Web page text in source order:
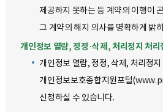
제공하지 못하는 등 계약의 이행이
그 계약의 해지 의사를 명확하게 밝
개인정보 열람, 정정·삭제, 처리정지 처리
개인정보 열람, 정정, 삭제, 처리정
개인정보보호종합지원포털(
신청하실 수 있습니다.